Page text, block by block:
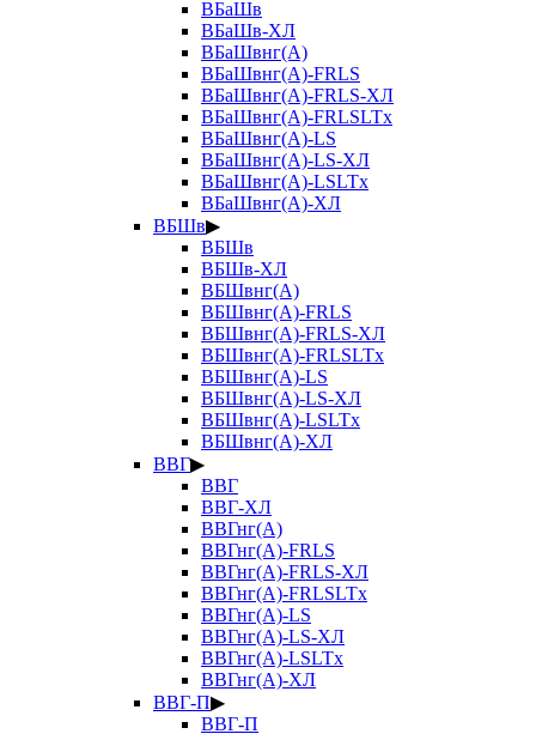
ВБаШв
ВБаШв-ХЛ
ВБаШвнг(А)
ВБаШвнг(А)-FRLS
ВБаШвнг(А)-FRLS-ХЛ
ВБаШвнг(А)-FRLSLTx
ВБаШвнг(А)-LS
ВБаШвнг(А)-LS-ХЛ
ВБаШвнг(А)-LSLTx
ВБаШвнг(А)-ХЛ
ВБШв▶
ВБШв
ВБШв-ХЛ
ВБШвнг(А)
ВБШвнг(А)-FRLS
ВБШвнг(А)-FRLS-ХЛ
ВБШвнг(А)-FRLSLTx
ВБШвнг(А)-LS
ВБШвнг(А)-LS-ХЛ
ВБШвнг(А)-LSLTx
ВБШвнг(А)-ХЛ
ВВГ▶
ВВГ
ВВГ-ХЛ
ВВГнг(А)
ВВГнг(А)-FRLS
ВВГнг(А)-FRLS-ХЛ
ВВГнг(А)-FRLSLTx
ВВГнг(А)-LS
ВВГнг(А)-LS-ХЛ
ВВГнг(А)-LSLTx
ВВГнг(А)-ХЛ
ВВГ-П▶
ВВГ-П